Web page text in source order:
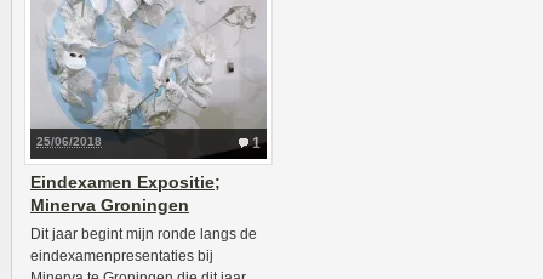
1
25/06/2018
Eindexamen Expositie;
Minerva Groningen
Dit jaar begint mijn ronde langs de
eindexamenpresentaties bij